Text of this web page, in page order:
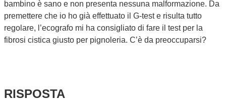
bambino è sano e non presenta nessuna malformazione. Da
premettere che io ho già effettuato il G-test e risulta tutto
regolare, l’ecografo mi ha consigliato di fare il test per la
fibrosi cistica giusto per pignoleria. C’è da preoccuparsi?
RISPOSTA